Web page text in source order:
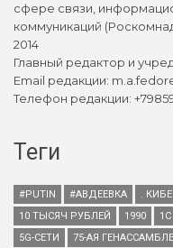
сфере связи,
коммуникаций
2014
Главный редактор и
Email редакции:
Телефон редакции:
Теги
#PUTIN #АВДЕЕВКА .
10 ТЫСЯЧ РУБЛЕЙ
1990 1С
5G-СЕТИ
75-АЯ